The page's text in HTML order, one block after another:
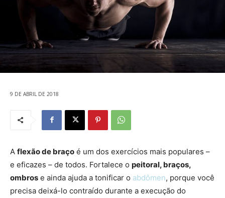
9 DE ABRIL DE 2018
A flexão de braço é um dos exercícios mais populares –
e eficazes – de todos. Fortalece o peitoral, braços,
ombros e ainda ajuda a tonificar o abdômen, porque você
precisa deixá-lo contraído durante a execução do